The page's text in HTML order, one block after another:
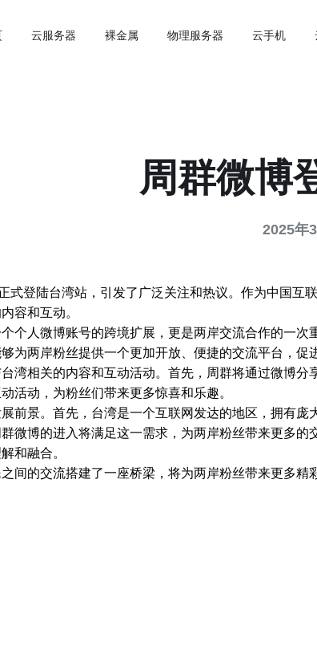
云服务器 裸金属 物理服务器 云手机
周群微博
2025年
式登陆台湾站，引发了广泛关注和热议。作为中国
容和互动。
个人微博账号的跨境扩展，更是两岸交流合作的一
为两岸粉丝提供一个更加开放、便捷的交流平台，促
湾相关的内容和互动活动。首先，周群将通过微博
活动，为粉丝们带来更多惊喜和乐趣。
前景。首先，台湾是一个互联网发达的地区，拥有
微博的进入将满足这一需求，为两岸粉丝带来更多
和融合。
间的交流搭建了一座桥梁，将为两岸粉丝带来更多